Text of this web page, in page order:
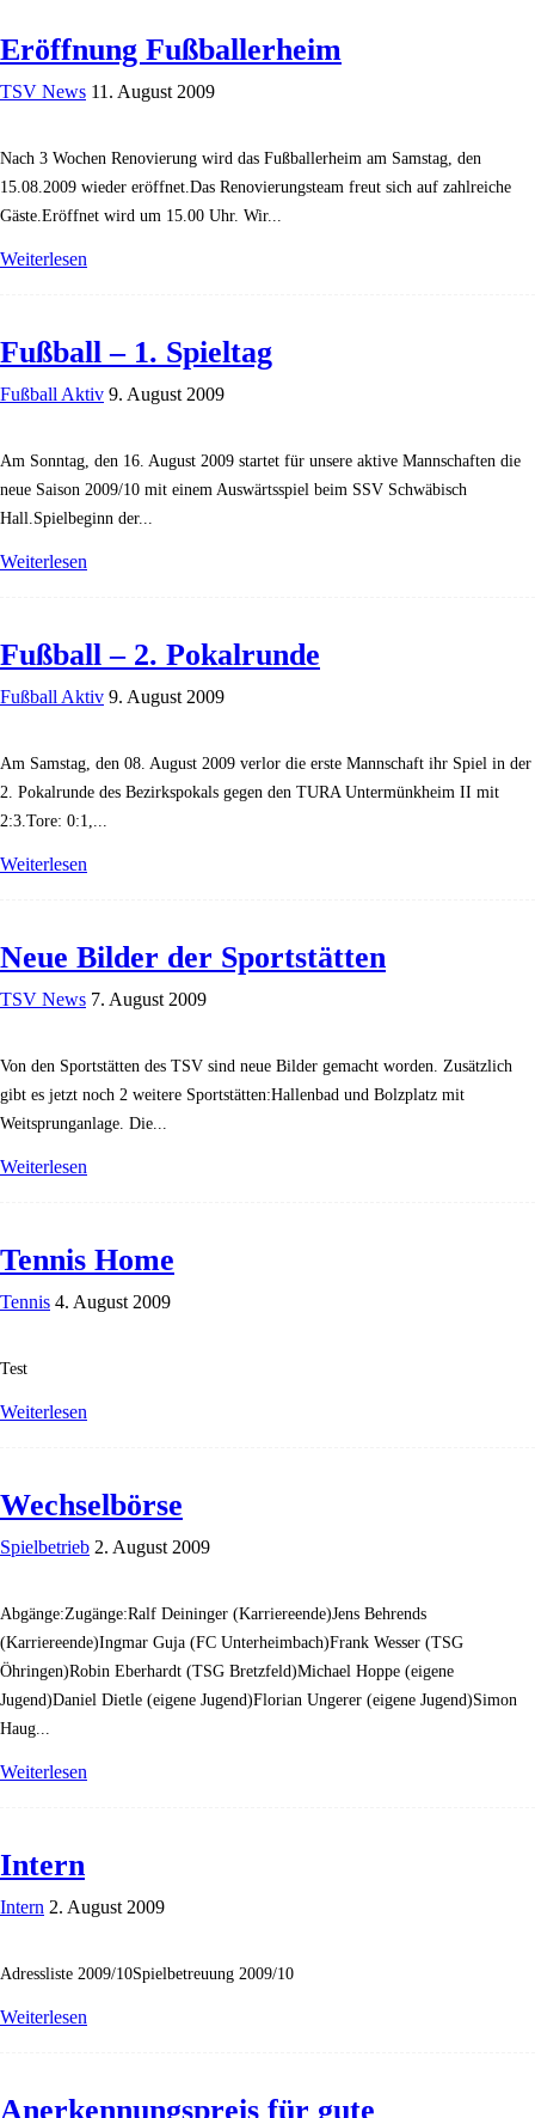
Eröffnung Fußballerheim
TSV News 11. August 2009
Nach 3 Wochen Renovierung wird das Fußballerheim am Samstag, den
15.08.2009 wieder eröffnet.Das Renovierungsteam freut sich auf zahlreiche
Gäste.Eröffnet wird um 15.00 Uhr. Wir...
Weiterlesen
Fußball – 1. Spieltag
Fußball Aktiv 9. August 2009
Am Sonntag, den 16. August 2009 startet für unsere aktive Mannschaften die
neue Saison 2009/10 mit einem Auswärtsspiel beim SSV Schwäbisch
Hall.Spielbeginn der...
Weiterlesen
Fußball – 2. Pokalrunde
Fußball Aktiv 9. August 2009
Am Samstag, den 08. August 2009 verlor die erste Mannschaft ihr Spiel in der
2. Pokalrunde des Bezirkspokals gegen den TURA Untermünkheim II mit
2:3.Tore: 0:1,...
Weiterlesen
Neue Bilder der Sportstätten
TSV News 7. August 2009
Von den Sportstätten des TSV sind neue Bilder gemacht worden. Zusätzlich
gibt es jetzt noch 2 weitere Sportstätten:Hallenbad und Bolzplatz mit
Weitsprunganlage. Die...
Weiterlesen
Tennis Home
Tennis 4. August 2009
Test
Weiterlesen
Wechselbörse
Spielbetrieb 2. August 2009
Abgänge:Zugänge:Ralf Deininger (Karriereende)Jens Behrends
(Karriereende)Ingmar Guja (FC Unterheimbach)Frank Wesser (TSG
Öhringen)Robin Eberhardt (TSG Bretzfeld)Michael Hoppe (eigene
Jugend)Daniel Dietle (eigene Jugend)Florian Ungerer (eigene Jugend)Simon
Haug...
Weiterlesen
Intern
Intern 2. August 2009
Adressliste 2009/10Spielbetreuung 2009/10
Weiterlesen
Anerkennungspreis für gute